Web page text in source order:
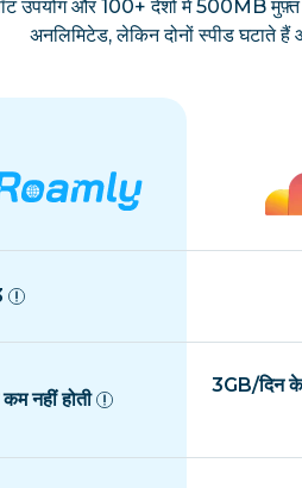
उपयोग और 100+ देशों में 500MB
अनलिमिटेड, लेकिन दोनों स्पीड घटाते हैं
नहीं होती
3GB/दिन